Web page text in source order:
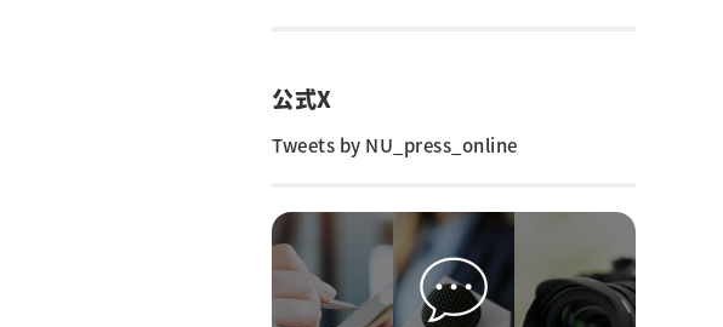
公式X
Tweets by NU_press_online